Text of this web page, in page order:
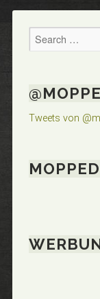
der
Beiträge
Tweets von